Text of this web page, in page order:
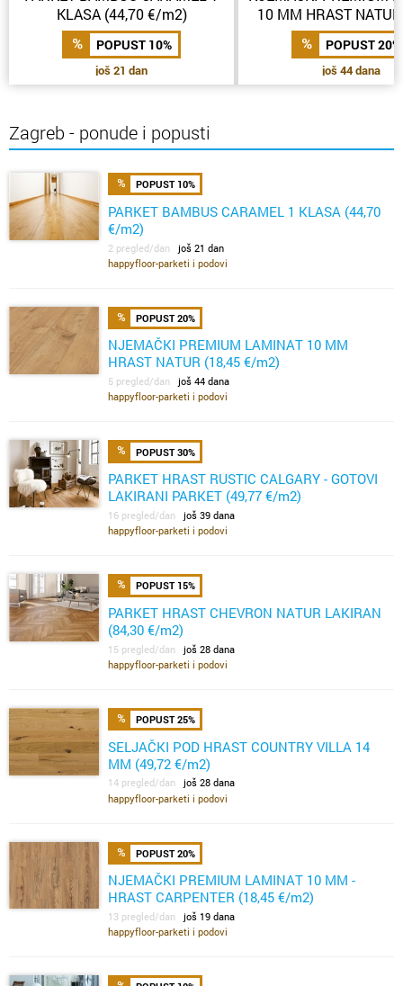
KLASA (44,70 €/m2)
POPUST 10%
još 21 dan
10 MM HRAST
€/m2)
POPUST 20%
još 44 dana
Zagreb - ponude i popusti
POPUST 10%
PARKET BAMBUS CARAMEL 1 KLASA (44,70
€/m2)
2 pregled/dan još 21 dan
happyfloor-parketi i podovi
POPUST 20%
NJEMAČKI PREMIUM LAMINAT 10 MM
HRAST NATUR (18,45 €/m2)
5 pregled/dan još 44 dana
happyfloor-parketi i podovi
POPUST 30%
PARKET HRAST RUSTIC CALGARY - GOTOVI
LAKIRANI PARKET (49,77 €/m2)
16 pregled/dan još 39 dana
happyfloor-parketi i podovi
POPUST 15%
PARKET HRAST CHEVRON NATUR LAKIRAN
(84,30 €/m2)
15 pregled/dan još 28 dana
happyfloor-parketi i podovi
POPUST 25%
SELJAČKI POD HRAST COUNTRY VILLA 14
MM (49,72 €/m2)
14 pregled/dan još 28 dana
happyfloor-parketi i podovi
POPUST 20%
NJEMAČKI PREMIUM LAMINAT 10 MM -
HRAST CARPENTER (18,45 €/m2)
13 pregled/dan još 19 dana
happyfloor-parketi i podovi